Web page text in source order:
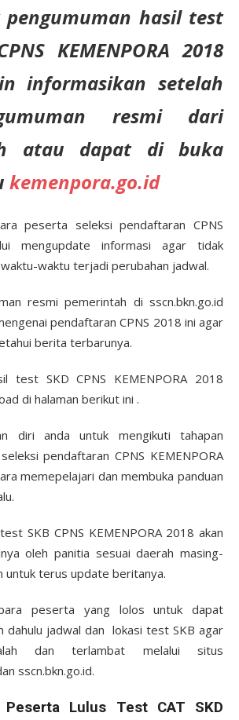
hasil test
KEMENPORA 2018
informasikan setelah
resmi dari
atau dapat di buka
kemenpora.go.id
peserta seleksi pendaftaran CPNS
mengupdate informasi agar tidak
waktu terjadi perubahan jadwal.
resmi pemerintah di sscn.bkn.go.id
pendaftaran CPNS 2018 ini agar
berita terbarunya.
test SKD CPNS KEMENPORA 2018
di halaman berikut ini .
diri anda untuk mengikuti tahapan
pendaftaran CPNS KEMENPORA
memepelajari dan membuka panduan
SKB CPNS KEMENPORA 2018 akan
oleh panitia sesuai daerah masing-
untuk terus update beritanya.
peserta yang lolos untuk dapat
dahulu jadwal dan lokasi test SKB agar
dan terlambat melalui situs
sscn.bkn.go.id.
Peserta Lulus Test CAT SKD